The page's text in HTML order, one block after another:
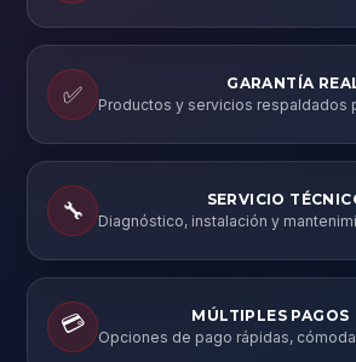
✅
GARANTÍA
Productos y servicios respaldados
🔧
SERVICIO
Diagnóstico, instalación y
💳
MÚLTIPLES PAGOS
Opciones de pago rápidas,